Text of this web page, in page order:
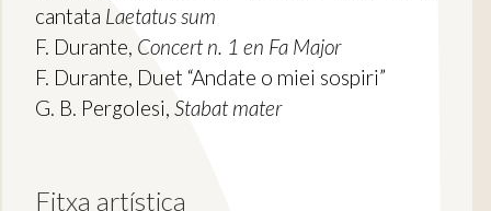
cantata Laetatus sum
F. Durante, Concert n. 1 en Fa Major
F. Durante, Duet “Andate o miei sospiri”
G. B. Pergolesi, Stabat mater
Fitxa artística